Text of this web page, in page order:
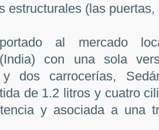
estructurales (las
al mercado
con una sola
y dos carrocerías,
de 1.2 litros y cuatro
y asociada a una